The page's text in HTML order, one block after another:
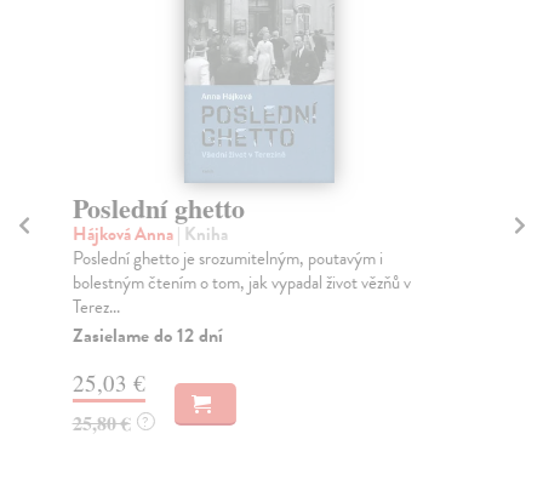
Poslední ghetto
Hájková Anna| Kniha
Poslední ghetto je srozumitelným, poutavým i
bolestným čtením o tom, jak vypadal život vězňů v
Terez...
Zasielame do 12 dní
25,03 €
25,80 € ?
a